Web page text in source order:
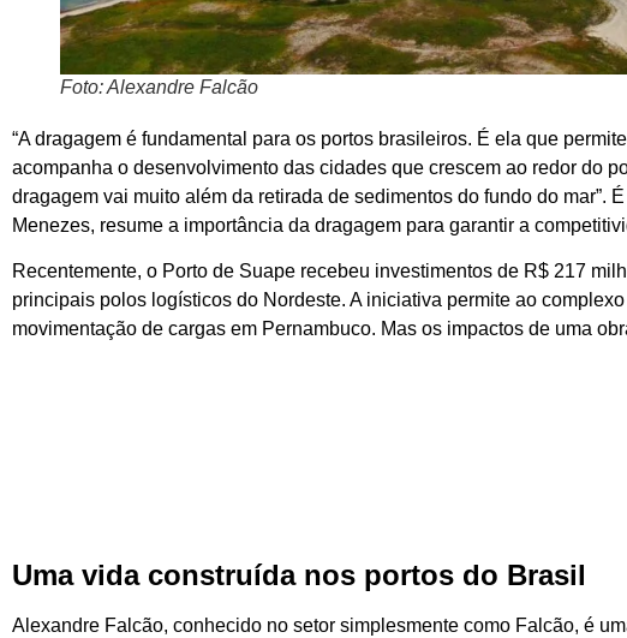
Foto: Alexandre Falcão
“A dragagem é fundamental para os portos brasileiros. É ela que
acompanha o desenvolvimento das cidades que crescem ao redor do
dragagem vai muito além da retirada de sedimentos do fundo do
Menezes, resume a importância da dragagem para garantir a
Recentemente, o Porto de Suape recebeu investimentos de R$ 217
principais polos logísticos do Nordeste. A iniciativa permite ao
movimentação de cargas em Pernambuco. Mas os impactos de uma
Uma vida construída nos portos do Brasil
Alexandre Falcão, conhecido no setor simplesmente como Falcão, é